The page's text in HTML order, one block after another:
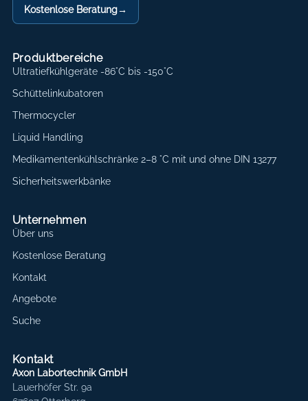
Kostenlose Beratung→
Produktbereiche
Ultratiefkühlgeräte -86°C bis -150°C
Schüttelinkubatoren
Thermocycler
Liquid Handling
Medikamentenkühlschränke 2–8 °C mit und ohne DIN 13277
Sicherheitswerkbänke
Unternehmen
Über uns
Kostenlose Beratung
Kontakt
Angebote
Suche
Kontakt
Axon Labortechnik GmbH
Lauerhöfer Str. 9a